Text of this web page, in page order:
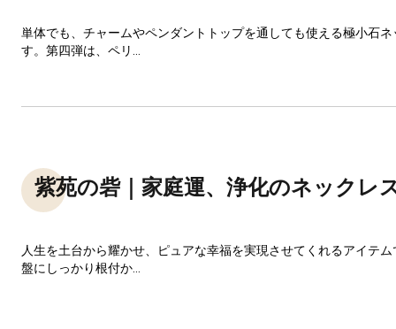
単体でも、チャームやペンダントトップを通しても使える極小石
す。第四弾は、ペリ...
紫苑の砦｜家庭運、浄化のネックレ
人生を土台から耀かせ、ピュアな幸福を実現させてくれるアイテ
盤にしっかり根付か...